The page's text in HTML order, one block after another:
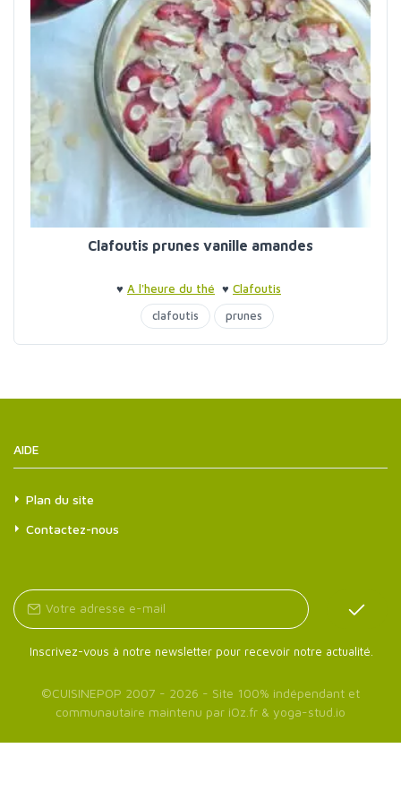
Clafoutis prunes vanille amandes
♥ A l'heure du thé ♥ Clafoutis
clafoutis
prunes
AIDE
Plan du site
Contactez-nous
Inscrivez-vous à notre newsletter pour recevoir notre actualité.
©CUISINEPOP 2007 - 2026 - Site 100% indépendant et
communautaire maintenu par iOz.fr & yoga-stud.io